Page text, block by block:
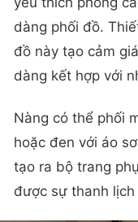
dàng phối đồ.
đồ này tạo cảm
dàng kết hợp với
Nàng có thể phối
hoặc đen với áo
tạo ra bộ trang
được sự thanh